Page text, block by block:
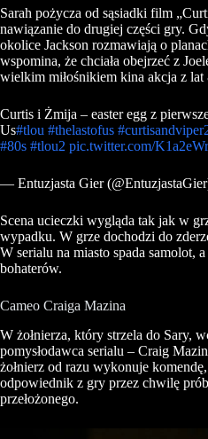
Sarah pożycza od sąsiadki film
nawiązanie do drugiej części gry.
okolice Jackson rozmawiają o
wspomina, że chciała obejrzeć z
wielkim miłośnikiem kina akcja z lat
Curtis i Żmija – easter egg z
Us#tlou #thelastofus
#80s #tlou2 pic.twitter.com/
— Entuzjasta Gier
Scena ucieczki wygląda tak jak w
wypadku. W grze dochodzi do
W serialu na miasto spada samolot,
bohaterów.
Cameo Craiga Mazina
W żołnierza, który strzela do Sary,
pomysłodawca serialu – Craig
żołnierz od razu wykonuje
odpowiednik z gry przez chwilę
przełożonego.